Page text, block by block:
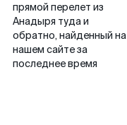
прямой перелет из
Анадыря туда и
обратно, найденный на
нашем сайте за
последнее время